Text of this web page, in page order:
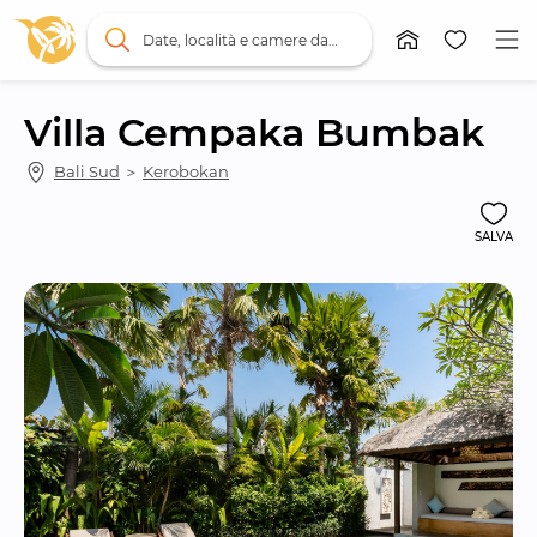
Villa Cempaka Bumbak
Bali Sud ＞ Kerobokan
SALVA